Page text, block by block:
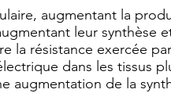
augmentant la
leur synthèse
la résistance exercée
dans les tissus
augmentation de la